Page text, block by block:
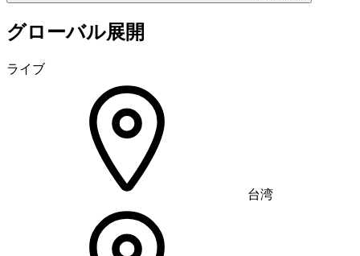
グローバル展開
ライブ
台湾